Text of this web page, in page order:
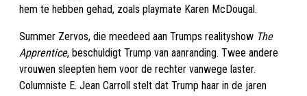
hem te hebben gehad, zoals playmate Karen McDougal.
Summer Zervos, die meedeed aan Trumps realityshow The
Apprentice, beschuldigt Trump van aanranding. Twee andere
vrouwen sleepten hem voor de rechter vanwege laster.
Columniste E. Jean Carroll stelt dat Trump haar in de jaren